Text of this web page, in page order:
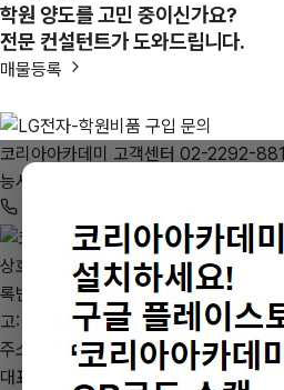
학원 양도를 고민 중이신가요?
전문 컨설턴트가 도와드립니다.
매물등록
코리아아카데미 고객센터 02-2292-
능시간 : 평일 10:00 ~ 22:00)
상호: (주)코리아컨설팅,코리아공인중
록번호: 884-81-00033 | 중개업번호
고: 제2015-서울강남-01079호
주소: 서울특별시 강남구 일원동 734 상
대표전화: 02-2292-8811 | 팩스: 02-